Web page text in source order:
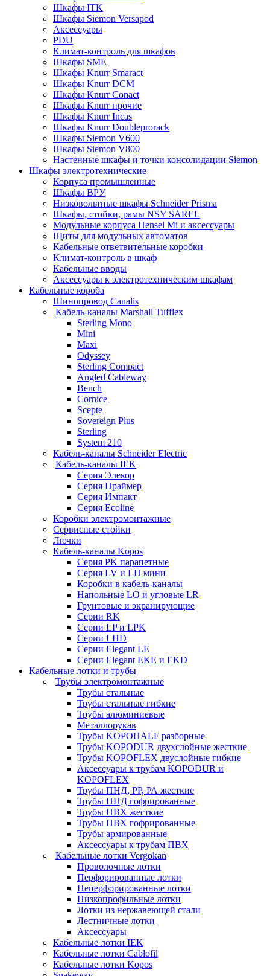
Шкафы ITK
Шкафы Siemon Versapod
Аксессуары
PDU
Климат-контроль для шкафов
Шкафы SME
Шкафы Knurr Smaract
Шкафы Knurr DCM
Шкафы Knurr Conact
Шкафы Knurr прочие
Шкафы Knurr Incas
Шкафы Knurr Doubleprorack
Шкафы Siemon V600
Шкафы Siemon V800
Настенные шкафы и точки консолидации Siemon
Шкафы электротехнические
Корпуса промышленные
Шкафы ВРУ
Низковольтные шкафы Schneider Prisma
Шкафы, стойки, рамы NSY SAREL
Модульные корпуса Hensel Mi и аксессуары
Щиты для модульных автоматов
Кабельные ответвительные коробки
Климат-контроль в шкаф
Кабельные вводы
Аксессуары к электротехническим шкафам
Кабельные короба
Шинопровод Canalis
Кабель-каналы Marshall Tufflex
Sterling Mono
Mini
Maxi
Odyssey
Sterling Compact
Angled Cableway
Bench
Cornice
Scepte
Sovereign Plus
Sterling
System 210
Кабель-каналы Schneider Electric
Кабель-каналы IEK
Серия Элекор
Серия Праймер
Серия Импакт
Серия Ecoline
Коробки электромонтажные
Сервисные стойки
Лючки
Кабель-каналы Kopos
Серия PK парапетные
Серия LV и LH мини
Коробки в кабель-каналы
Напольные LO и угловые LR
Грунтовые и экранирующие
Серии RK
Серии LP и LPK
Серии LHD
Серии Elegant LE
Серии Elegant EKE и EKD
Кабельные лотки и трубы
Трубы электромонтажные
Трубы стальные
Трубы стальные гибкие
Трубы алюминиевые
Металлорукав
Трубы KOPOHALF разборные
Трубы KOPODUR двухслойные жесткие
Трубы KOPOFLEX двуслойные гибкие
Аксессуары к трубам KOPODUR и
KOPOFLEX
Трубы ПНД, РР, РА жесткие
Трубы ПНД гофрированные
Трубы ПВХ жесткие
Трубы ПВХ гофрированные
Трубы армированные
Аксессуары к трубам ПВХ
Кабельные лотки Vergokan
Проволочные лотки
Перфорированные лотки
Неперфорированные лотки
Низкопрофильные лотки
Лотки из нержавеющей стали
Лестничные лотки
Аксессуары
Кабельные лотки IEK
Кабельные лотки Cablofil
Кабельные лотки Kopos